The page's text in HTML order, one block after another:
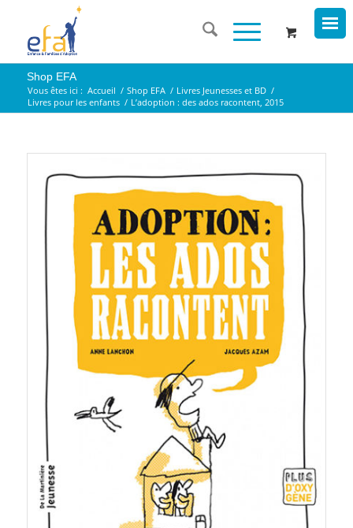
Shop EFA
Vous êtes ici : Accueil / Shop EFA / Livres Jeunesses et BD /
Livres pour les enfants / L’adoption : des ados racontent, 2015